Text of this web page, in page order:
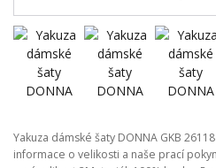
Yakuza dámské šaty DONNA GKB
informace o velikosti a naše prací